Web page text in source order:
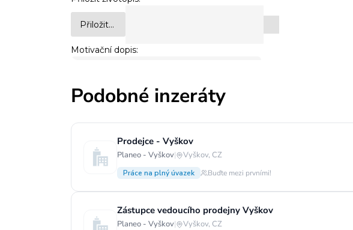
Podobné inzeráty
Prodejce - Vyškov
Planeo - Vyškov| Vyškov, CZ
Práce na plný úvazek Buďte mezi prvními!
Zástupce vedoucího prodejny Vyškov
Planeo - Vyškov| Vyškov, CZ